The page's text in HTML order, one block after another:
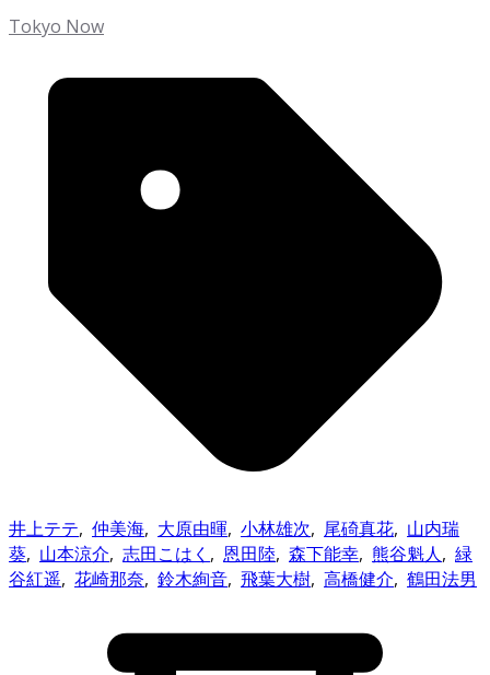
Tokyo Now
井上テテ, 仲美海, 大原由暉, 小林雄次, 尾碕真花, 山内瑞
葵, 山本涼介, 志田こはく , 恩田陸, 森下能幸, 熊谷魁人, 緑
谷紅遥, 花崎那奈, 鈴木絢音, 飛葉大樹, 高橋健介, 鶴田法男